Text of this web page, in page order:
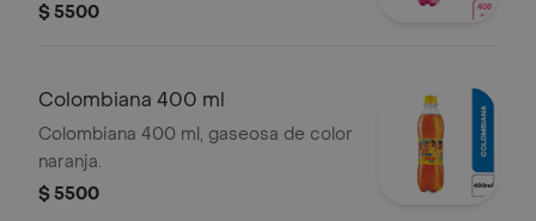
$ 5500
Colombiana 400 ml
Colombiana 400 ml, gaseosa de color
naranja.
$ 5500